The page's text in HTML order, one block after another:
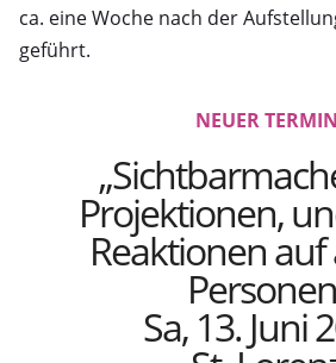
ca. eine Woche nach der
geführt.
NEUER TERMIN
Projektionen,
Reaktionen
Sa, 13. Juni